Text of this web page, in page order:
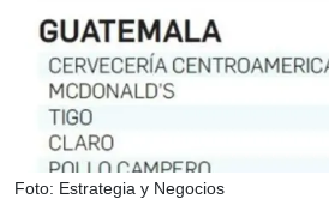
Foto: Estrategia y Negocios